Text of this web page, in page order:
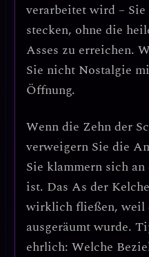
verarbeitet wird –
stecken, ohne die
Asses zu erreichen.
Sie nicht Nostalgie
Öffnung.
Wenn die Zehn der
verweigern Sie die
Sie klammern sich
ist. Das As der
wirklich fließen, weil
ausgeräumt wurde.
ehrlich: Welche